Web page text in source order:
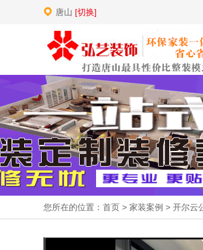
唐山 [切换]
您所在的位置： 首页 > 家装案例 > 开尔云